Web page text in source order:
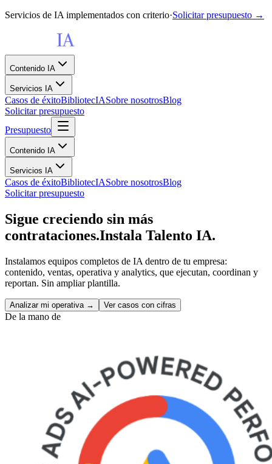
Servicios de IA implementados con criterio·Solicitar presupuesto →
Contenido IA
Servicios IA
Casos de éxitoBibliotecIASobre nosotrosBlog
Solicitar presupuesto
Presupuesto
Contenido IA
Servicios IA
Casos de éxitoBibliotecIASobre nosotrosBlog
Solicitar presupuesto
Sigue creciendo sin más
contrataciones.Instala Talento IA.
Instalamos equipos completos de IA dentro de tu empresa:
contenido, ventas, operativa y analytics, que ejecutan, coordinan y
reportan. Sin ampliar plantilla.
Analizar mi operativa → Ver casos con cifras
De la mano de